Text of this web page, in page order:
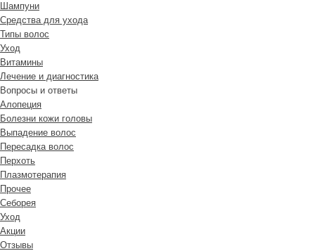
Шампуни
Средства для ухода
Типы волос
Уход
Витамины
Лечение и диагностика
Вопросы и ответы
Алопеция
Болезни кожи головы
Выпадение волос
Пересадка волос
Перхоть
Плазмотерапия
Прочее
Себорея
Уход
Акции
Отзывы